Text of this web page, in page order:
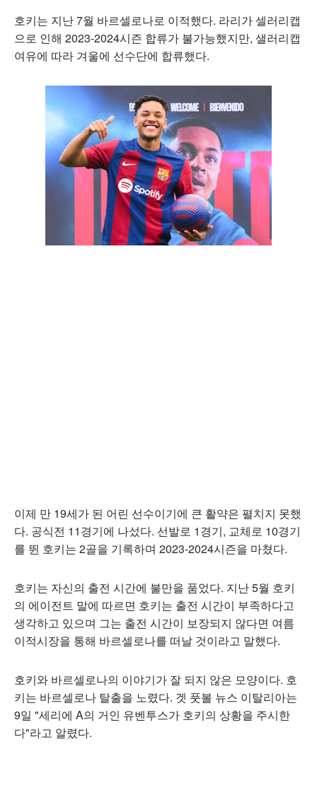
호키는 지난 7월 바르셀로나로 이적했다. 라리가 셀러리캡
으로 인해 2023-2024시즌 합류가 불가능했지만, 샐러리캡
여유에 따라 겨울에 선수단에 합류했다.
이제 만 19세가 된 어린 선수이기에 큰 활약은 펼치지 못했
다. 공식전 11경기에 나섰다. 선발로 1경기, 교체로 10경기
를 뛴 호키는 2골을 기록하며 2023-2024시즌을 마쳤다.
호키는 자신의 출전 시간에 불만을 품었다. 지난 5월 호키
의 에이전트 말에 따르면 호키는 출전 시간이 부족하다고
생각하고 있으며 그는 출전 시간이 보장되지 않다면 여름
이적시장을 통해 바르셀로나를 떠날 것이라고 말했다.
호키와 바르셀로나의 이야기가 잘 되지 않은 모양이다. 호
키는 바르셀로나 탈출을 노렸다. 겟 풋볼 뉴스 이탈리아는
9일 "세리에 A의 거인 유벤투스가 호키의 상황을 주시한
다"라고 알렸다.